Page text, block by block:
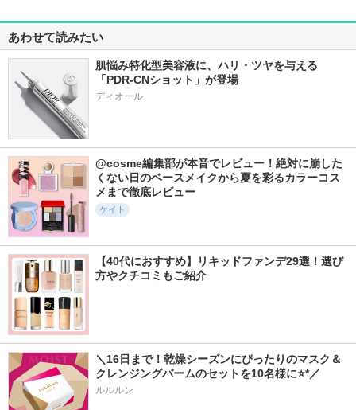
あわせて読みたい
肌悩み特化型美容液に、ハリ・ツヤを与える
「PDR-CNショット」が登場
@cosme編集部が本音でレビュー！絶対に崩した
くない日のベースメイクから夏を彩るカラーコス
メまで徹底レビュー
ケイト
【40代におすすめ】リキッドファンデ29選！選び
方やクチコミもご紹介
＼16日まで！乾燥シーズンにぴったりのマスク＆
クレンジングバームのセットを10名様に⭐*／
ルルルン